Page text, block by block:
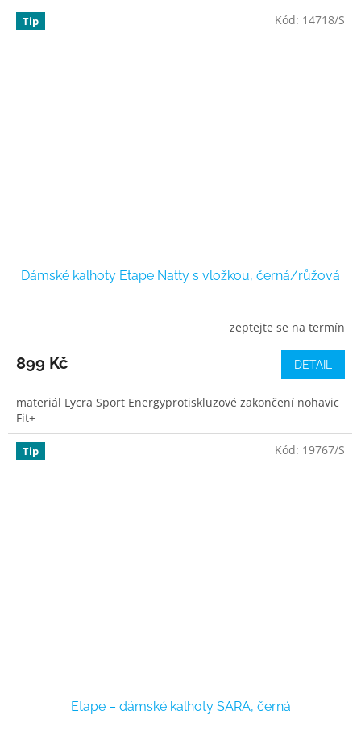
Tip
Dámské kalhoty Etape Natty s vložkou, černá/růžová
zeptejte se na termín
899 Kč DETAIL
materiál Lycra Sport Energyprotiskluzové zakončení nohavic
Fit+
Kód: 14718/S
Tip
Etape – dámské kalhoty SARA, černá
Kód: 19767/S